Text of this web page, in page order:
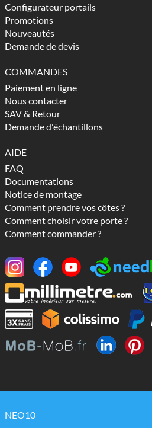
Configurateur portails
Promotions
Nouveautés
Demande de devis
COMMANDES
Paiement en ligne
Nous contacter
SAV & Retour
Demande d'échantillons
AIDE
FAQ
Documentations
Notice de montage
Comment prendre vos côtes ?
Comment choisir votre porte ?
Comment commander ?
NEO10